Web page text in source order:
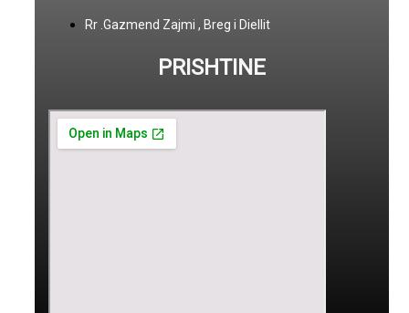
Rr .Gazmend Zajmi , Breg i Diellit
PRISHTINE